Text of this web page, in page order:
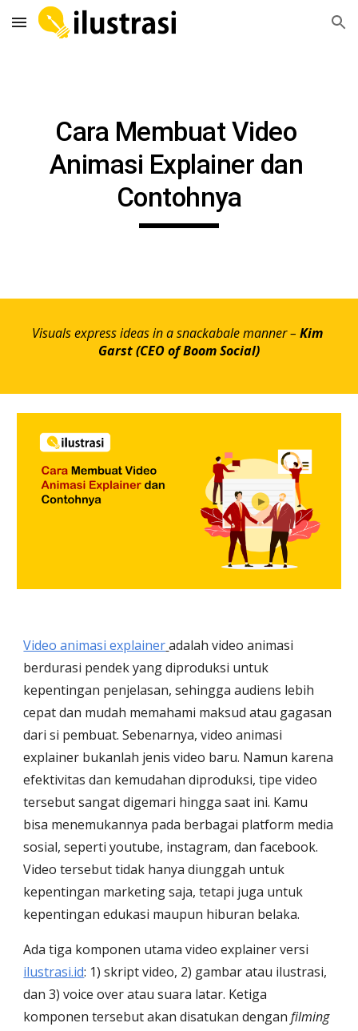
Skip to main content Skip to navigation
Cara Membuat Video
Animasi Explainer dan
Contohnya
Visuals express ideas in a snackabale manner – Kim
Garst (CEO of Boom Social)
Video animasi explainer adalah video animasi
berdurasi pendek yang diproduksi untuk
kepentingan penjelasan, sehingga audiens lebih
cepat dan mudah memahami maksud atau gagasan
dari si pembuat. Sebenarnya, video animasi
explainer bukanlah jenis video baru. Namun karena
efektivitas dan kemudahan diproduksi, tipe video
tersebut sangat digemari hingga saat ini. Kamu
bisa menemukannya pada berbagai platform media
sosial, seperti youtube, instagram, dan facebook.
Video tersebut tidak hanya diunggah untuk
kepentingan marketing saja, tetapi juga untuk
kepentingan edukasi maupun hiburan belaka.
ilustrasi.id: 1) skript video, 2) gambar atau ilustrasi,
dan 3) voice over atau suara latar. Ketiga
komponen tersebut akan disatukan dengan filming